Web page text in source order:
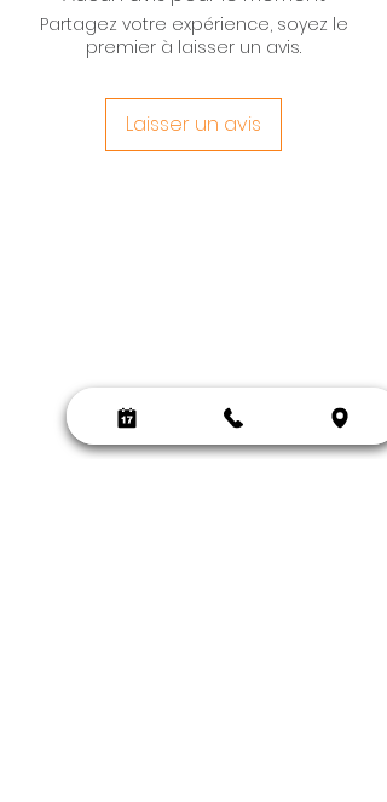
Partagez votre expérience, soyez le
premier à laisser un avis.
Laisser un avis